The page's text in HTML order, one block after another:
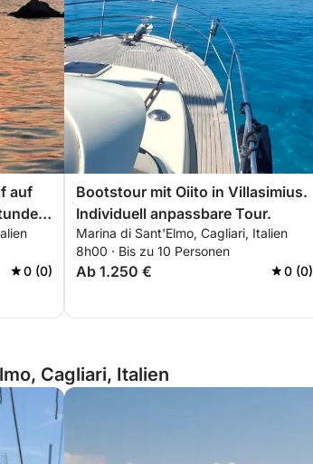
auf
0 (0)
Bootstour mit Oiito in Villasimius.
Individuell anpassbare Tour.
Marina di Sant'Elmo, Cagliari, Italien
8h00 · Bis zu 10 Personen
Ab 1.250 € 0 (0)
Cagliari, Italien